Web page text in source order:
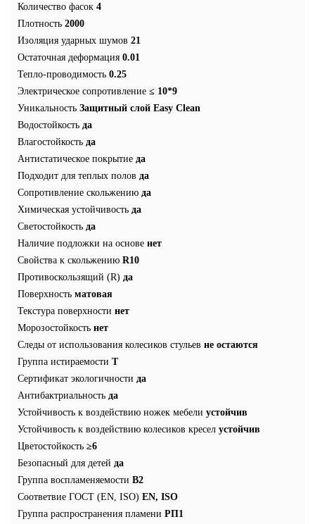
Количество фасок 4
Плотность 2000
Изоляция ударных шумов 21
Остаточная деформация 0.01
Тепло-проводимость 0.25
Электрическое сопротивление ≤ 10*9
Уникальность Защитный слой Easy Clean
Водостойкость да
Влагостойкость да
Антистатическое покрытие да
Подходит для теплых полов да
Сопротивление скольжению да
Химическая устойчивость да
Светостойкость да
Наличие подложки на основе нет
Свойства к скольжению R10
Противоскользящий (R) да
Поверхность матовая
Текстура поверхности нет
Морозостойкость нет
Следы от использования колесиков стульев не остаются
Группа истираемости T
Сертификат экологичности да
Антибактриальность да
Устойчивость к воздействию ножек мебели устойчив
Устойчивость к воздействию колесиков кресел устойчив
Цветостойкость ≥6
Безопасный для детей да
Группа воспламеняемости В2
Соответвие ГОСТ (EN, ISO) EN, ISO
Группа распространения пламени РП1